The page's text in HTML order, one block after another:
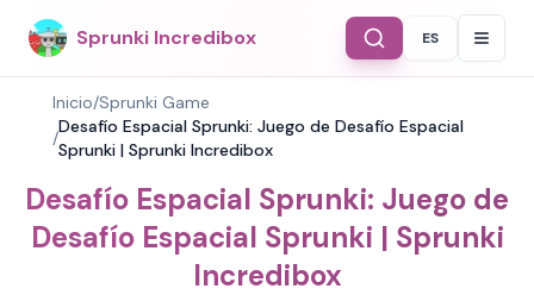
Sprunki Incredibox Select
ES
Inicio/Sprunki Game
/
Desafío Espacial Sprunki: Juego de Desafío Espacial
Sprunki | Sprunki Incredibox
Desafío Espacial Sprunki: Juego de
Desafío Espacial Sprunki | Sprunki
Incredibox